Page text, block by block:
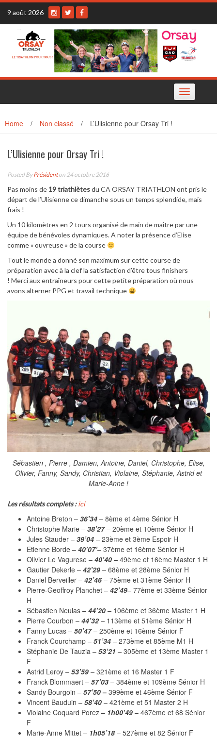
Skip
content
9 août 2026
Toggle
navigation
Home / Non classé / L’Ulisienne pour Orsay Tri !
L’Ulisienne pour Orsay Tri !
Posted ByPrésidenton 24 octobre 2016
Pas moins de 19 triathlètesdu CA ORSAY TRIATHLON ont pris le
départ de l’Ulisienne ce dimanche sous un temps splendide, mais
frais !
Un 10 kilomètres en 2 tours organisé de main de maître par une
équipe de bénévoles dynamiques. A noter la présence d’Elise
comme « ouvreuse » de la course
Tout le monde a donné son maximum sur cette course de
préparation avec à la clef la satisfaction d’être tous finishers
! Merci aux entraîneurs pour cette petite préparation où nous
avons alterner PPG et travail technique
Sébastien , Pierre , Damien, Antoine, Daniel, Christophe, Elise,
Olivier, Fanny, Sandy, Christian, Violaine, Stéphanie, Astrid et
Marie-Anne !
Les résultats complets :ici
Antoine Breton – 36’34 – 8ème et 4ème Sénior H
Christophe Marie – 38’27– 20ème et 10ème Sénior H
Jules Stauder – 39’04 – 23ème et 3ème Espoir H
Etienne Borde – 40’07’– 37ème et 16ème Sénior H
Olivier Le Vagurese – 40’40 – 49ème et 16ème Master 1 H
Gautier Dekerle – 42’29 – 68ème et 28ème Sénior H
Daniel Berveiller – 42’46 – 75ème et 31ème Sénior H
Pierre-Geoffroy Planchet – 42’49– 77ème et 33ème Sénior
H
Sébastien Neulas – 44’20 – 106ème et 36ème Master 1 H
Pierre Courbon – 44’32– 113ème et 51ème Sénior H
Fanny Lucas – 50’47– 250ème et 16ème Sénior F
Franck Courchamp – 51’34 – 273ème et 85ème M1 H
Stéphanie De Tauzia – 53’21 – 305ème et 13ème Master 1
F
Astrid Leroy – 53’59 – 321ème et 16 Master 1 F
Franck Blommaert – 57’03 – 384ème et 109ème Sénior H
Sandy Bourgoin – 57’50– 399ème et 46ème Sénior F
Vincent Bauduin – 58’40 – 421ème et 51 Master 2 H
Violaine Coquard Porez – 1h00’49 – 467ème et 68 Sénior
F
Marie-Anne Mittet – 1h05’18 – 527ème et 82 Sénior F